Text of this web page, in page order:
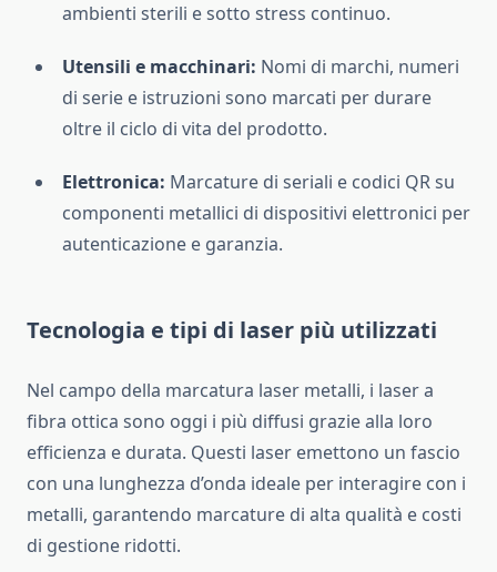
ambienti sterili e sotto stress continuo.
Utensili e macchinari: Nomi di marchi, numeri
di serie e istruzioni sono marcati per durare
oltre il ciclo di vita del prodotto.
Elettronica: Marcature di seriali e codici QR su
componenti metallici di dispositivi elettronici per
autenticazione e garanzia.
Tecnologia e tipi di laser più utilizzati
Nel campo della marcatura laser metalli, i laser a
fibra ottica sono oggi i più diffusi grazie alla loro
efficienza e durata. Questi laser emettono un fascio
con una lunghezza d’onda ideale per interagire con i
metalli, garantendo marcature di alta qualità e costi
di gestione ridotti.